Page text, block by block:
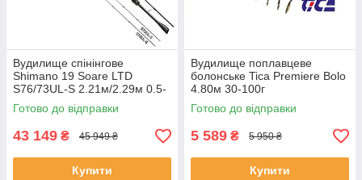
Вудилище спінінгове
Shimano 19 Soare LTD
S76/73UL-S 2.21м/2.29м 0.5-
12
Готово до відправки
43 149 ₴ 45 949 ₴
Купити
Вудилище поплавцеве
болонське Tica Premiere Bolo
4.80м 30-100г
Готово до відправки
5 589 ₴ 5 950 ₴
Купити